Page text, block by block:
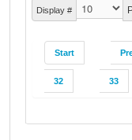
Display #
Start
32 33